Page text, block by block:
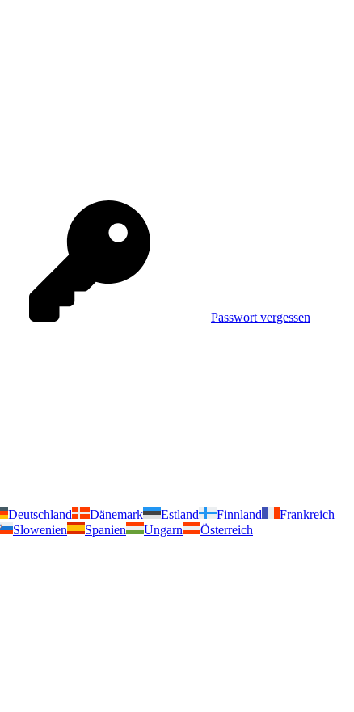
Passwort vergessen
Deutschland Dänemark Estland Finnland
Frankreich
Slowenien Spanien Ungarn Österreich